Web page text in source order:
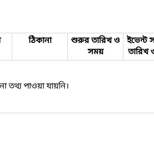
ঠিকানা
শুরুর তারিখ ও
সময়
ইভেন্ট
তারিখ
তথ্য পাওয়া যায়নি।